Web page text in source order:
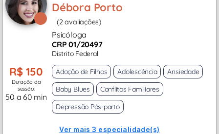
Débora Porto
(2 avaliações)
Psicóloga
CRP 01/20497
Distrito Federal
R$ 150
Duração da
sessão:
50 a 60 min
Adoção de Filhos Adolescência
Ansiedade
Baby Blues
Conflitos Familiares
Depressão Pós-parto
Ver mais 3 especialidade(s)